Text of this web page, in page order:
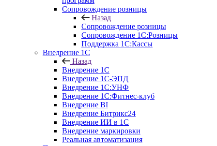
Сопровождение розницы
Назад
Сопровождение розницы
Сопровождение 1С:Розницы
Поддержка 1С:Кассы
Внедрение 1С
Назад
Внедрение 1С
Внедрение 1С-ЭПД
Внедрение 1С:УНФ
Внедрение 1С:Фитнес-клуб
Внедрение BI
Внедрение Битрикс24
Внедрение ИИ в 1С
Внедрение маркировки
Реальная автоматизация